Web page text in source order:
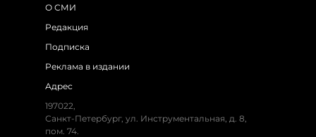
О СМИ
Редакция
Подписка
Реклама в издании
Адрес
197022,
Санкт-Петербург, ул. Инструментальная, д. 8,
пом. 74.